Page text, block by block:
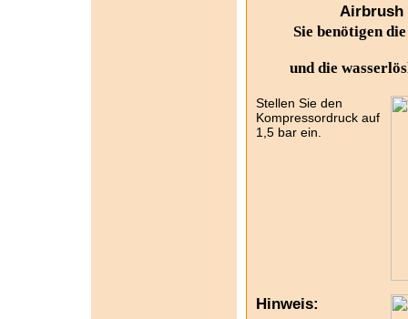
Airbrush
Sie benötigen
und die
Stellen Sie den
Kompressordruck auf
1,5 bar ein.
Hinweis: